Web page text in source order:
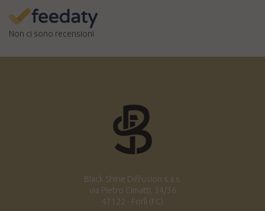
Non ci sono recensioni
Black Shine Diffusion s.a.s.
via Pietro Cimatti, 34/36
47122 - Forlì (FC)